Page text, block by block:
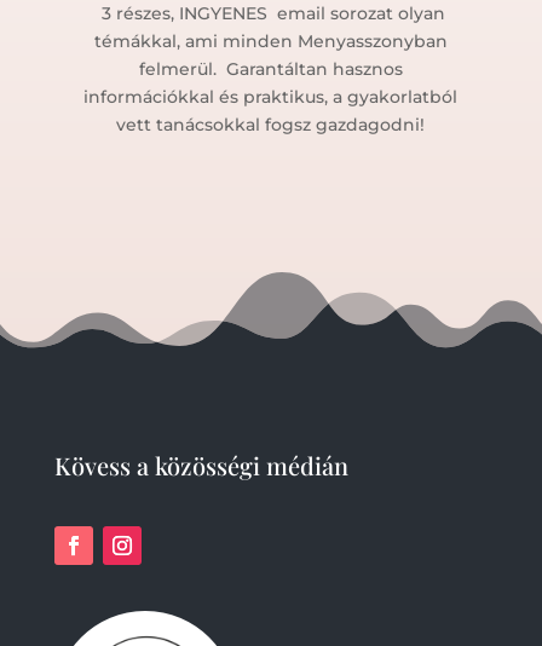
3 részes, INGYENES email sorozat olyan
témákkal, ami minden Menyasszonyban
felmerül. Garantáltan hasznos
információkkal és praktikus, a gyakorlatból
vett tanácsokkal fogsz gazdagodni!
Kövess a közösségi médián